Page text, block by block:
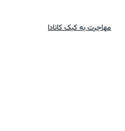
مهاجرت به کبک کانادا